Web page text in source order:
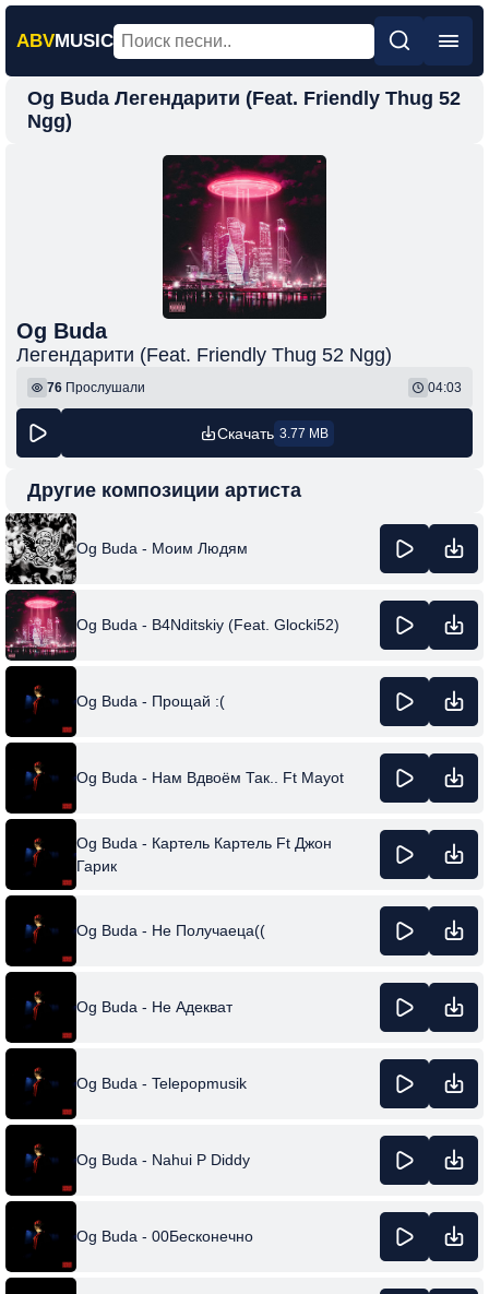
ABVMUSIC
Главная
Фонк
Og Buda Легендарити (Feat. Friendly Thug 52
Ngg)
Og Buda
Легендарити (Feat. Friendly Thug 52 Ngg)
76 Прослушали 04:03
Скачать 3.77 MB
Другие композиции артиста
Og Buda - Моим Людям
Og Buda - B4Nditskiy (Feat. Glocki52)
Og Buda - Прощай :(
Og Buda - Нам Вдвоём Так.. Ft Mayot
Og Buda - Картель Картель Ft Джон
Гарик
Og Buda - Не Получаеца((
Og Buda - Не Адекват
Og Buda - Telepopmusik
Og Buda - Nahui P Diddy
Og Buda - 00Бесконечно